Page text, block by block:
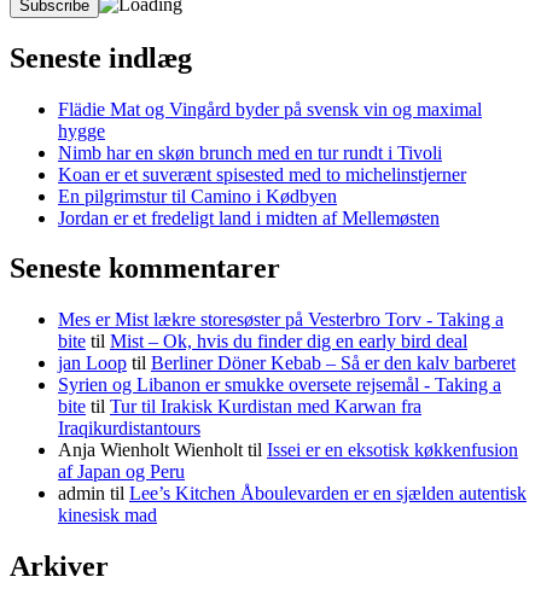
Seneste indlæg
Flädie Mat og Vingård byder på svensk vin og maximal
hygge
Nimb har en skøn brunch med en tur rundt i Tivoli
Koan er et suverænt spisested med to michelinstjerner
En pilgrimstur til Camino i Kødbyen
Jordan er et fredeligt land i midten af Mellemøsten
Seneste kommentarer
Mes er Mist lækre storesøster på Vesterbro Torv - Taking a
bite til Mist – Ok, hvis du finder dig en early bird deal
jan Loop til Berliner Döner Kebab – Så er den kalv barberet
Syrien og Libanon er smukke oversete rejsemål - Taking a
bite til Tur til Irakisk Kurdistan med Karwan fra
Iraqikurdistantours
Anja Wienholt Wienholt til Issei er en eksotisk køkkenfusion
af Japan og Peru
admin til Lee’s Kitchen Åboulevarden er en sjælden autentisk
kinesisk mad
Arkiver